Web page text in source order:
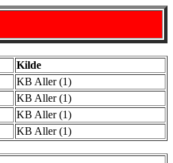
Kilde
KB Aller (1)
KB Aller (1)
KB Aller (1)
KB Aller (1)